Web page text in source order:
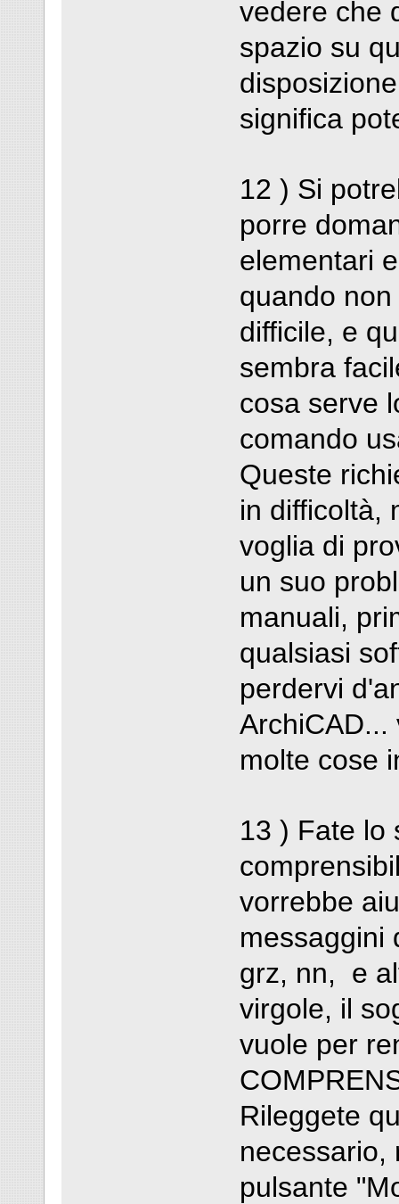
vedere che
spazio su
significa
12 ) Si
porre
elementari
quando
difficile, e
sembra
cosa serve
comando
Queste
in difficoltà,
voglia di
un suo
manuali,
qualsiasi
perdervi
ArchiCAD...
molte cose
13 ) Fate lo
vorrebbe
messaggini
grz, nn, e
virgole, il
vuole per
Rileggete
necessario,
pulsante